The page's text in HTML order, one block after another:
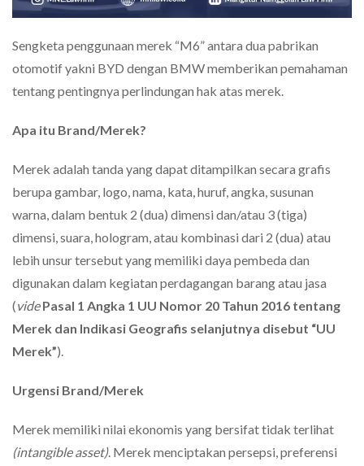
Sengketa penggunaan merek “M6” antara dua pabrikan
otomotif yakni BYD dengan BMW memberikan pemahaman
tentang pentingnya perlindungan hak atas merek.
Apa itu Brand/Merek?
Merek adalah tanda yang dapat ditampilkan secara grafis
berupa gambar, logo, nama, kata, huruf, angka, susunan
warna, dalam bentuk 2 (dua) dimensi dan/atau 3 (tiga)
dimensi, suara, hologram, atau kombinasi dari 2 (dua) atau
lebih unsur tersebut yang memiliki daya pembeda dan
digunakan dalam kegiatan perdagangan barang atau jasa
(vide Pasal 1 Angka 1 UU Nomor 20 Tahun 2016 tentang
Merek dan Indikasi Geografis selanjutnya disebut “UU
Merek”).
Urgensi Brand/Merek
Merek memiliki nilai ekonomis yang bersifat tidak terlihat
(intangible asset). Merek menciptakan persepsi, preferensi